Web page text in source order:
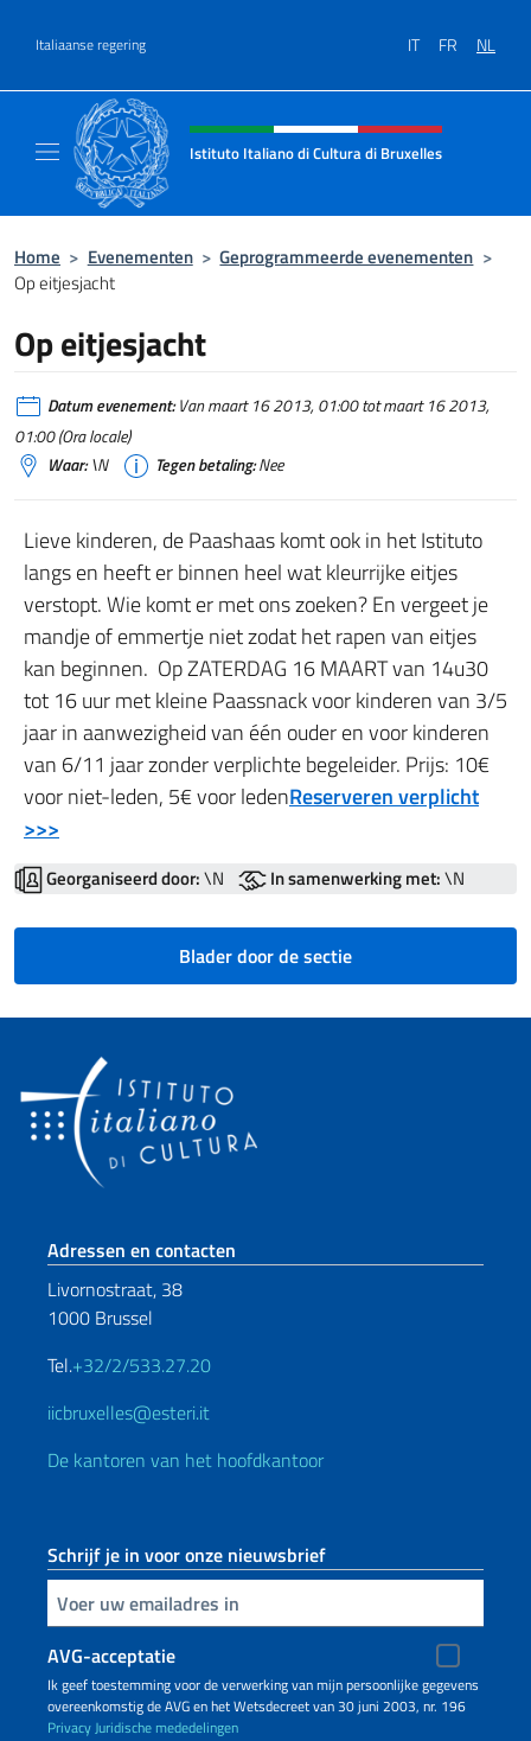
Italiaanse regering IT FR NL
Intestazione sito, social e menù
Istituto Italiano di Cultura di Bruxelles
Home > Evenementen > Geprogrammeerde evenementen >
Op eitjesjacht
Op eitjesjacht
Datum evenement:Van maart 16 2013, 01:00 tot maart 16 2013,
01:00 (Ora locale)
Waar:\N Tegen betaling:Nee
Lieve kinderen, de Paashaas komt ook in het Istituto
langs en heeft er binnen heel wat kleurrijke eitjes
verstopt. Wie komt er met ons zoeken? En vergeet je
mandje of emmertje niet zodat het rapen van eitjes
kan beginnen. Op ZATERDAG 16 MAART van 14u30
tot 16 uur met kleine Paassnack voor kinderen van 3/5
jaar in aanwezigheid van één ouder en voor kinderen
van 6/11 jaar zonder verplichte begeleider. Prijs: 10€
voor niet-leden, 5€ voor ledenReserveren verplicht
>>>
Georganiseerd door:\N In samenwerking met:\N
Blader door de sectie
Voetregel sectie
Adressen en contacten
Livornostraat, 38
1000 Brussel
Tel.+32/2/533.27.20
iicbruxelles@esteri.it
De kantoren van het hoofdkantoor
Schrijf je in voor onze nieuwsbrief
Voer uw e-mailadres in
AVG-acceptatie
Ik geef toestemming voor de verwerking van mijn persoonlijke gegevens
overeenkomstig de AVG en het Wetsdecreet van 30 juni 2003, nr. 196
PrivacyJuridische mededelingen